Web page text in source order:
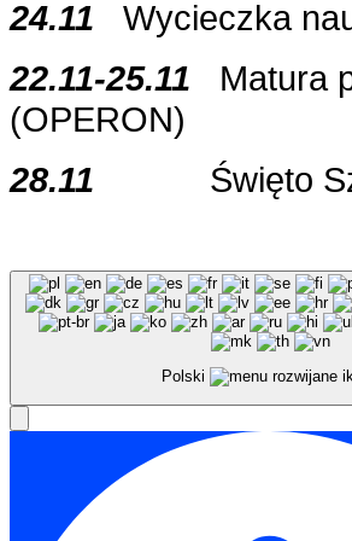
24.11
Wycieczka
22.11-25.11
Matura
(OPERON)
28.11
Święto
Polski